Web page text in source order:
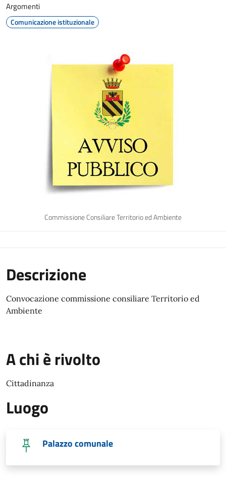
Argomenti
Comunicazione istituzionale
Commissione Consiliare Territorio ed Ambiente
Descrizione
Convocazione commissione consiliare Territorio ed
Ambiente
A chi è rivolto
Cittadinanza
Luogo
Palazzo comunale